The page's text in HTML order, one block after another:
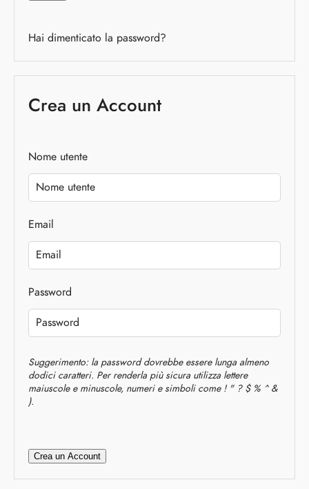
Hai dimenticato la password?
Crea un Account
Nome utente
Email
Password
Suggerimento: la password dovrebbe essere lunga almeno
dodici caratteri. Per renderla più sicura utilizza lettere
maiuscole e minuscole, numeri e simboli come ! " ? $ % ^ &
).
Crea un Account